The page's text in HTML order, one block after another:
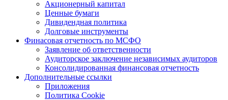
Акционерный капитал
Ценные бумаги
Дивидендная политика
Долговые инструменты
Финасовая отчетность по МСФО
Заявление об ответственности
Аудиторское заключение независимых аудиторов
Консолидированная финансовая отчетность
Дополнительные ссылки
Приложения
Политика Cookie